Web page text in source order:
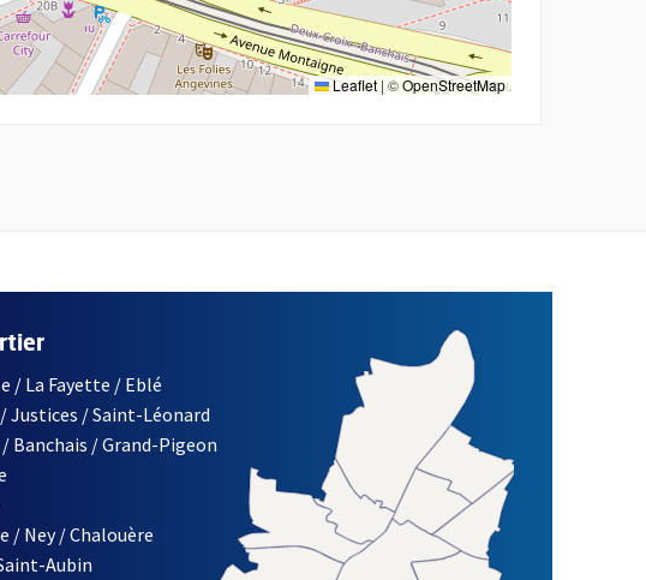
Leaflet | ©OpenStreetMap
obligatoire)
À LA LETTRE D'INFORMATION DES ASSOCIATIONS DE LA VILLE
/ La Fayette / Eblé
Justices / Saint-Léonard
Banchais / Grand-Pigeon
/ Ney / Chalouère
Aubin